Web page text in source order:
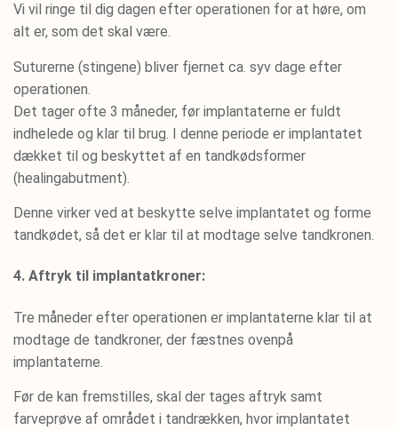
Vi vil ringe til dig dagen efter operationen for at høre, om
alt er, som det skal være.
Suturerne (stingene) bliver fjernet ca. syv dage efter
operationen.
Det tager ofte 3 måneder, før implantaterne er fuldt
indhelede og klar til brug. I denne periode er implantatet
dækket til og beskyttet af en tandkødsformer
(healingabutment).
Denne virker ved at beskytte selve implantatet og forme
tandkødet, så det er klar til at modtage selve tandkronen.
4. Aftryk til implantatkroner:
Tre måneder efter operationen er implantaterne klar til at
modtage de tandkroner, der fæstnes ovenpå
implantaterne.
Før de kan fremstilles, skal der tages aftryk samt
farveprøve af området i tandrækken, hvor implantatet